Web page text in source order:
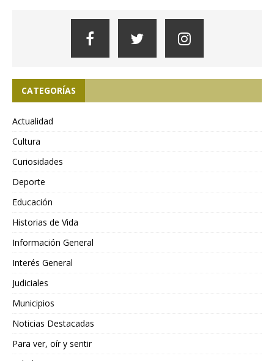
CATEGORÍAS
Actualidad
Cultura
Curiosidades
Deporte
Educación
Historias de Vida
Información General
Interés General
Judiciales
Municipios
Noticias Destacadas
Para ver, oír y sentir